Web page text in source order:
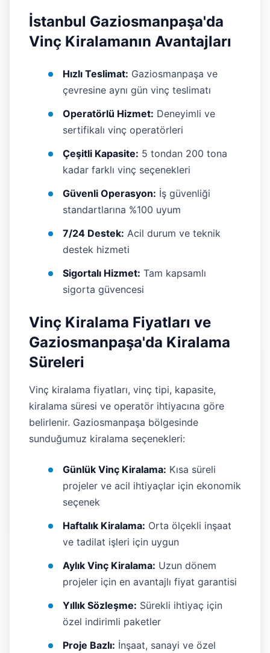
İstanbul Gaziosmanpaşa'da
Vinç Kiralamanın Avantajları
Hızlı Teslimat: Gaziosmanpaşa ve
çevresine aynı gün vinç teslimatı
Operatörlü Hizmet: Deneyimli ve
sertifikalı vinç operatörleri
Çeşitli Kapasite: 5 tondan 200 tona
kadar farklı vinç seçenekleri
Güvenli Operasyon: İş güvenliği
standartlarına %100 uyum
7/24 Destek: Acil durum ve teknik
destek hizmeti
Sigortalı Hizmet: Tam kapsamlı
sigorta güvencesi
Vinç Kiralama Fiyatları ve
Gaziosmanpaşa'da Kiralama
Süreleri
Vinç kiralama fiyatları, vinç tipi, kapasite,
kiralama süresi ve operatör ihtiyacına göre
belirlenir. Gaziosmanpaşa bölgesinde
sunduğumuz kiralama seçenekleri:
Günlük Vinç Kiralama: Kısa süreli
projeler ve acil ihtiyaçlar için ekonomik
seçenek
Haftalık Kiralama: Orta ölçekli inşaat
ve tadilat işleri için uygun
Aylık Vinç Kiralama: Uzun dönem
projeler için en avantajlı fiyat garantisi
Yıllık Sözleşme: Sürekli ihtiyaç için
özel indirimli paketler
Proje Bazlı: İnşaat, sanayi ve özel